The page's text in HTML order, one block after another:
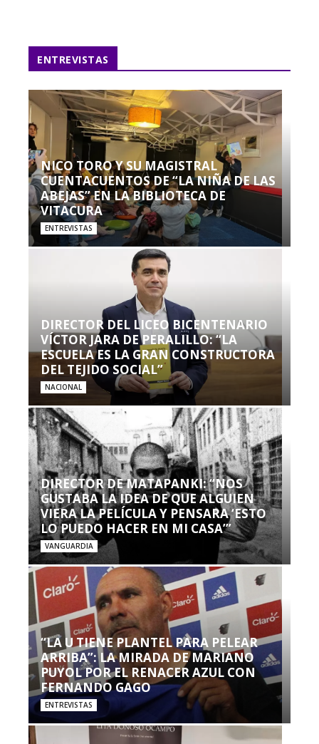
ENTREVISTAS
NICO TORO Y SU MAGISTRAL
CUENTACUENTOS DE “LA NIÑA DE LAS
ABEJAS” EN LA BIBLIOTECA DE
VITACURA
ENTREVISTAS
DIRECTOR DEL LICEO BICENTENARIO
VÍCTOR JARA DE PERALILLO: “LA
ESCUELA ES LA GRAN CONSTRUCTORA
DEL TEJIDO SOCIAL”
NACIONAL
DIRECTOR DE MATAPANKI: “NOS
GUSTABA LA IDEA DE QUE ALGUIEN
VIERA LA PELÍCULA Y PENSARA ‘ESTO
LO PUEDO HACER EN MI CASA’”
VANGUARDIA
“LA U TIENE PLANTEL PARA PELEAR
ARRIBA”: LA MIRADA DE MARIANO
PUYOL POR EL RENACER AZUL CON
FERNANDO GAGO
ENTREVISTAS